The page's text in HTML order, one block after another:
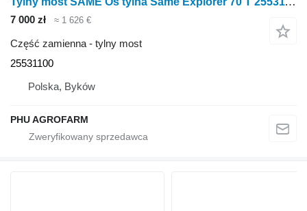
7 000 zł ≈ 1 626 €
Część zamienna - tylny most
25531100
Polska, Byków
PHU AGROFARM